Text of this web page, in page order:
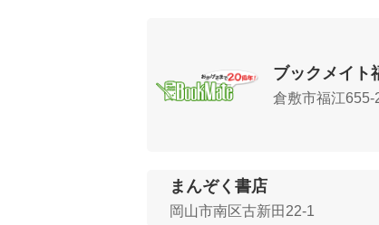
ブックメイト
倉敷市福江655-
まんぞく書店
岡山市南区古新田22-1